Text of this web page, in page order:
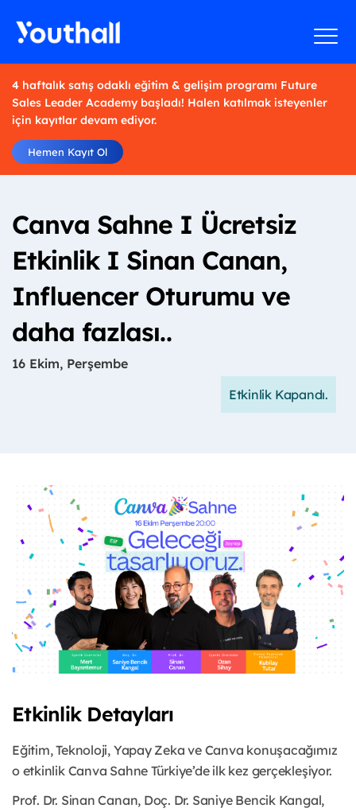
4 haftalık satış odaklı eğitim & gelişim programı Future
Sales Leader Academy başladı! Halen katılmak isteyenler
için kayıtlar devam ediyor.
Hemen Kayıt Ol
Canva Sahne I Ücretsiz
Etkinlik I Sinan Canan,
Influencer Oturumu ve
daha fazlası..
16 Ekim, Perşembe
Etkinlik Kapandı.
Etkinlik Detayları
Eğitim, Teknoloji, Yapay Zeka ve Canva konuşacağımız
o etkinlik Canva Sahne Türkiye’de ilk kez gerçekleşiyor.
Prof. Dr. Sinan Canan, Doç. Dr. Saniye Bencik Kangal,